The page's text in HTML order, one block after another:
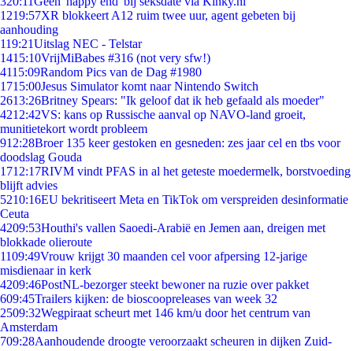
1219:57XR blokkeert A12 ruim twee uur, agent gebeten bij
aanhouding
119:21Uitslag NEC - Telstar
1415:10VrijMiBabes #316 (not very sfw!)
4115:09Random Pics van de Dag #1980
1715:00Jesus Simulator komt naar Nintendo Switch
2613:26Britney Spears: "Ik geloof dat ik heb gefaald als moeder"
4212:42VS: kans op Russische aanval op NAVO-land groeit,
munitietekort wordt probleem
912:28Broer 135 keer gestoken en gesneden: zes jaar cel en tbs voor
doodslag Gouda
1712:17RIVM vindt PFAS in al het geteste moedermelk, borstvoeding
blijft advies
5210:16EU bekritiseert Meta en TikTok om verspreiden desinformatie
Ceuta
4209:53Houthi's vallen Saoedi-Arabië en Jemen aan, dreigen met
blokkade olieroute
1109:49Vrouw krijgt 30 maanden cel voor afpersing 12-jarige
misdienaar in kerk
4209:46PostNL-bezorger steekt bewoner na ruzie over pakket
609:45Trailers kijken: de bioscoopreleases van week 32
2509:32Wegpiraat scheurt met 146 km/u door het centrum van
Amsterdam
709:28Aanhoudende droogte veroorzaakt scheuren in dijken Zuid-